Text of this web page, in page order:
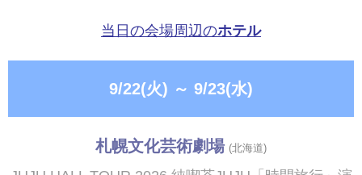
当日の会場周辺のホテル
9/22(火) ～ 9/23(水)
札幌文化芸術劇場 (北海道)